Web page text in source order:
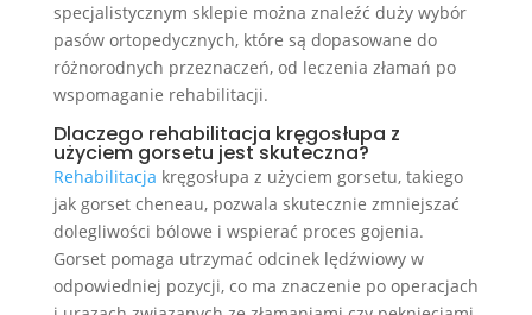
specjalistycznym sklepie można znaleźć duży wybór
pasów ortopedycznych, które są dopasowane do
różnorodnych przeznaczeń, od leczenia złamań po
wspomaganie rehabilitacji.
Dlaczego rehabilitacja kręgosłupa z
użyciem gorsetu jest skuteczna?
Rehabilitacja kręgosłupa z użyciem gorsetu, takiego
jak gorset cheneau, pozwala skutecznie zmniejszać
dolegliwości bólowe i wspierać proces gojenia.
Gorset pomaga utrzymać odcinek lędźwiowy w
odpowiedniej pozycji, co ma znaczenie po operacjach